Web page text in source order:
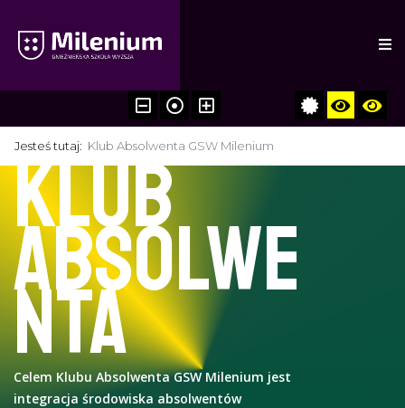
Jesteś tutaj: Klub Absolwenta GSW Milenium
Klub
Absolwe
nta
Celem Klubu Absolwenta GSW Milenium jest
integracja środowiska absolwentów